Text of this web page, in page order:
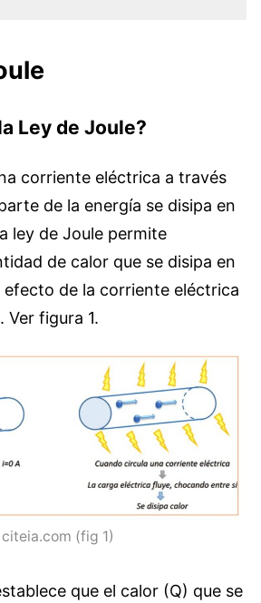
Ley de Joule?
corriente eléctrica a través
de la energía se disipa en
ley de Joule permite
de calor que se disipa en
de la corriente eléctrica
Ver figura 1.
citeia.com (fig 1)
que el calor (Q) que se